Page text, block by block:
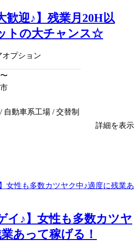
歓迎♪】残業月20H以
トの大チャンス☆
プション
自動車系工場 / 交替制
詳細を表示
イ♪】女性も多数カツヤ
あって稼げる！